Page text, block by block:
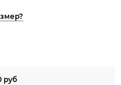
руб